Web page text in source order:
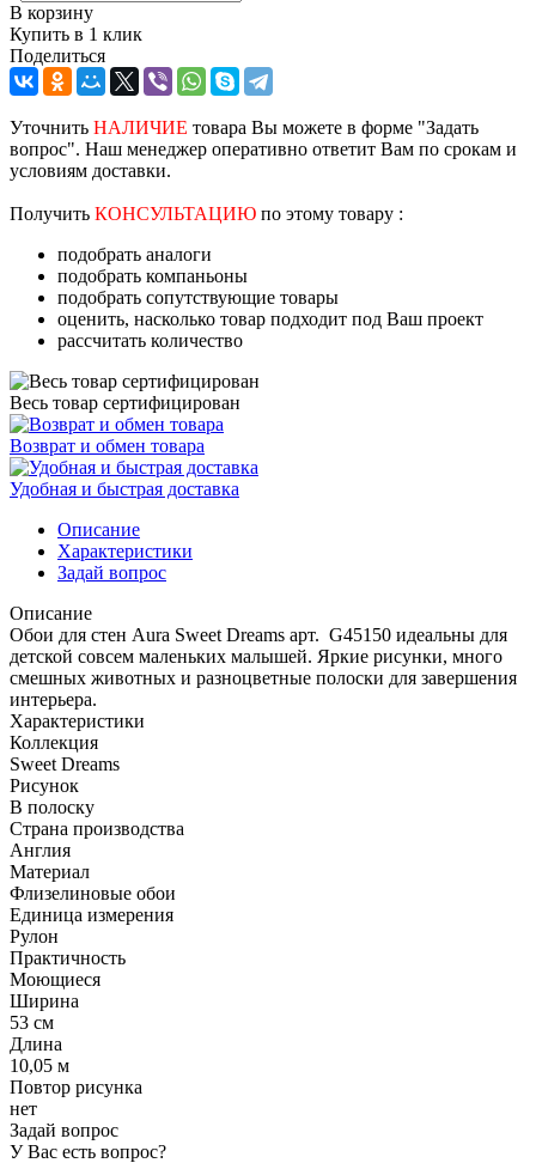
В корзину
Купить в 1 клик
Поделиться
Уточнить НАЛИЧИЕ товара Вы можете в форме "Задать
вопрос". Наш менеджер оперативно ответит Вам по срокам и
условиям доставки.
Получить КОНСУЛЬТАЦИЮ по этому товару :
подобрать аналоги
подобрать компаньоны
подобрать сопутствующие товары
оценить, насколько товар подходит под Ваш проект
рассчитать количество
Весь товар сертифицирован
Возврат и обмен товара
Удобная и быстрая доставка
Описание
Характеристики
Задай вопрос
Описание
Обои для стен Aura Sweet Dreams арт. G45150 идеальны для
детской совсем маленьких малышей. Яркие рисунки, много
смешных животных и разноцветные полоски для завершения
интерьера.
Характеристики
Коллекция
Sweet Dreams
Рисунок
В полоску
Страна производства
Англия
Материал
Флизелиновые обои
Единица измерения
Рулон
Практичность
Моющиеся
Ширина
53 см
Длина
10,05 м
Повтор рисунка
нет
Задай вопрос
У Вас есть вопрос?